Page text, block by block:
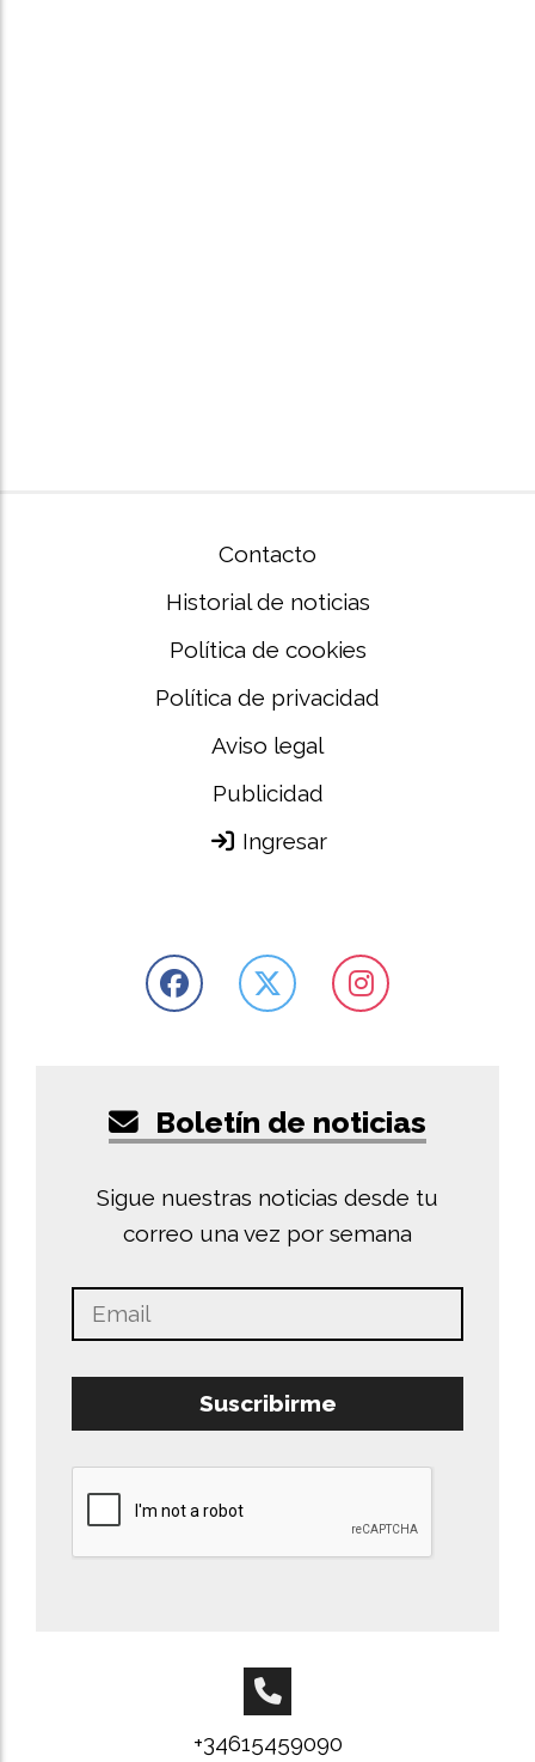
Contacto
Historial de noticias
Política de cookies
Política de privacidad
Aviso legal
Publicidad
Ingresar
Boletín de noticias
Sigue nuestras noticias desde tu
correo una vez por semana
Suscribirme
+34615459090